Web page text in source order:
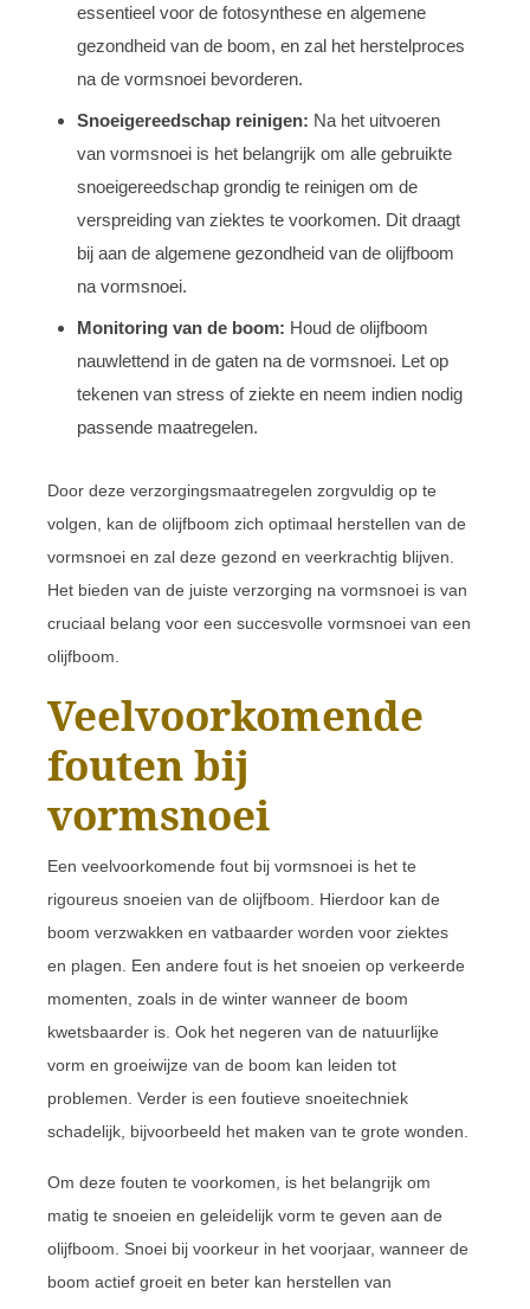
essentieel voor de fotosynthese en algemene
gezondheid van de boom, en zal het herstelproces
na de vormsnoei bevorderen.
Snoeigereedschap reinigen: Na het uitvoeren
van vormsnoei is het belangrijk om alle gebruikte
snoeigereedschap grondig te reinigen om de
verspreiding van ziektes te voorkomen. Dit draagt
bij aan de algemene gezondheid van de olijfboom
na vormsnoei.
Monitoring van de boom: Houd de olijfboom
nauwlettend in de gaten na de vormsnoei. Let op
tekenen van stress of ziekte en neem indien nodig
passende maatregelen.
Door deze verzorgingsmaatregelen zorgvuldig op te
volgen, kan de olijfboom zich optimaal herstellen van de
vormsnoei en zal deze gezond en veerkrachtig blijven.
Het bieden van de juiste verzorging na vormsnoei is van
cruciaal belang voor een succesvolle vormsnoei van een
olijfboom.
Veelvoorkomende
fouten bij
vormsnoei
Een veelvoorkomende fout bij vormsnoei is het te
rigoureus snoeien van de olijfboom. Hierdoor kan de
boom verzwakken en vatbaarder worden voor ziektes
en plagen. Een andere fout is het snoeien op verkeerde
momenten, zoals in de winter wanneer de boom
kwetsbaarder is. Ook het negeren van de natuurlijke
vorm en groeiwijze van de boom kan leiden tot
problemen. Verder is een foutieve snoeitechniek
schadelijk, bijvoorbeeld het maken van te grote wonden.
Om deze fouten te voorkomen, is het belangrijk om
matig te snoeien en geleidelijk vorm te geven aan de
olijfboom. Snoei bij voorkeur in het voorjaar, wanneer de
boom actief groeit en beter kan herstellen van